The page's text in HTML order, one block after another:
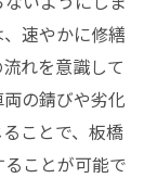
速やかに修繕
れを意識して
の錆びや劣化
ことで、板橋
ことが可能で